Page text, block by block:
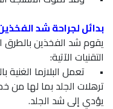
بدائل لجراحة شد
يقوم شد الفخذين بالطرق
التقنيات الآتية:
•
تعمل البلازما
ترهلات الجلد بما لها من
يؤدي إلى شد الجلد.